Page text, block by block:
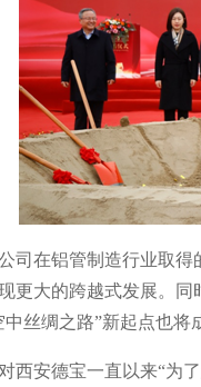
司在铝管制造行业取
更大的跨越式发展。
丝绸之路”新起点也将
西安德宝一直以来“为